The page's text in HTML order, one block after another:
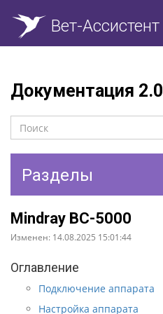
Вет-Ассистент
Документация 2.0
Разделы
Mindray BC-5000
Изменен: 14.08.2025 15:01:44
Оглавление
Подключение аппарата
Настройка аппарата